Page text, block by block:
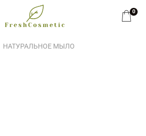
0
НАТУРАЛЬНОЕ МЫЛО